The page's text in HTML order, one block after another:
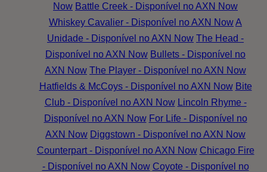
Now Battle Creek - Disponível no AXN Now
Whiskey Cavalier - Disponível no AXN NowA
Unidade - Disponível no AXN Now The Head -
Disponível no AXN Now Bullets - Disponível no
AXN Now The Player - Disponível no AXN Now
Hatfields & McCoys - Disponível no AXN Now Bite
Club - Disponível no AXN Now Lincoln Rhyme -
Disponível no AXN Now For Life - Disponível no
AXN Now Diggstown - Disponível no AXN Now
Counterpart - Disponível no AXN Now Chicago Fire
- Disponível no AXN Now Coyote - Disponível no